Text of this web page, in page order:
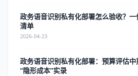
政务语音识别私有化部署怎么验收？
清单
2026-04-23
政务语音识别私有化部署：预算评估
“隐形成本”实录